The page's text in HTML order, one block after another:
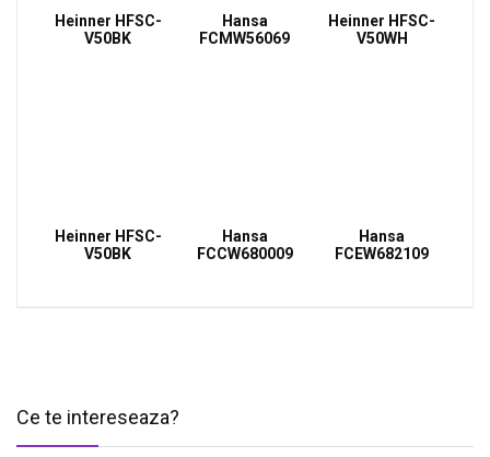
Heinner HFSC-
V50BK
Hansa
FCMW56069
Heinner HFSC-
V50WH
Heinner HFSC-
V50BK
Hansa
FCCW680009
Hansa
FCEW682109
Ce te intereseaza?